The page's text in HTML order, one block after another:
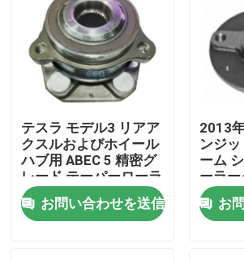
わたしたち に つい て
工場 ツアー
品質管理
ニュース
テスラ モデル3 リアア
クスルおよびホイール
ハブ用 ABEC 5 精密グ
レード テーパーローラ
ーベアリング
お問い合わせを送信
2013
ンジ
ーム
ーラ
幅
お